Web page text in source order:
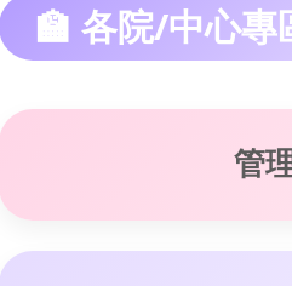
🏫 各院/中心專
管